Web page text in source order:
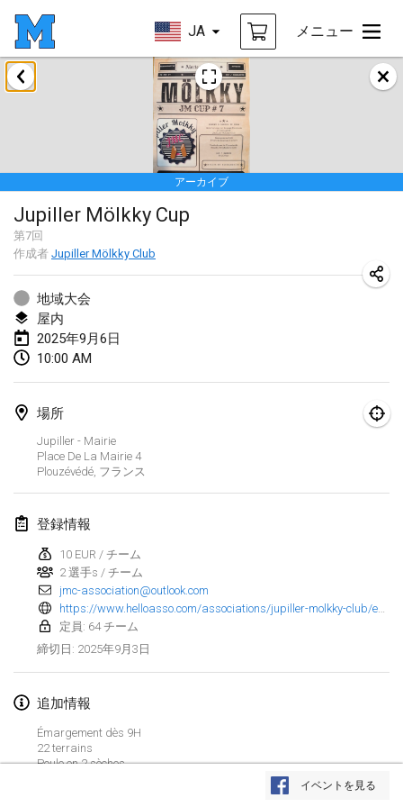
JA メニュー
リストを表示
アーカイブ
Jupiller Mölkky Cup
第7回
作成者 Jupiller Mölkky Club
地域大会
屋内
2025年9月6日
10:00 AM
場所
Jupiller - Mairie
Place De La Mairie 4
Plouzévédé, フランス
登録情報
10 EUR / チーム
2 選手s / チーム
jmc-association@outlook.com
定員: 64 チーム
締切日 : 2025年9月3日
追加情報
Émargement dès 9H
22 terrains
Poule en 2 sèches
イベントを見る
2025年1月
Tournoi Mixte ASPTTOM
フランス
Indoor Polish Open 2025 - Singles
2025年1月18日| ポーランド
Tournoi de St Max
2025年1月19日|フランス
Indoor Polish Open 2025 - Doubles
2025年1月19日
Tournoi de Mölkky - Lesfous Dubâtonvaigeois
2025年1月25日
2025年2月
US Mölkky Winter
2025年2月7日
Open des vendanges tardives
2025年2月8日|
Indoor de la CASAS
2025年2月15日|
2025年2月15日
Warm-up EM Indoor